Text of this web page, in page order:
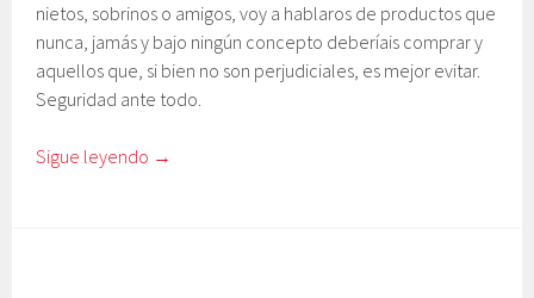
nietos, sobrinos o amigos, voy a hablaros de productos que
nunca, jamás y bajo ningún concepto deberíais comprar y
aquellos que, si bien no son perjudiciales, es mejor evitar.
Seguridad ante todo.
Sigue leyendo →